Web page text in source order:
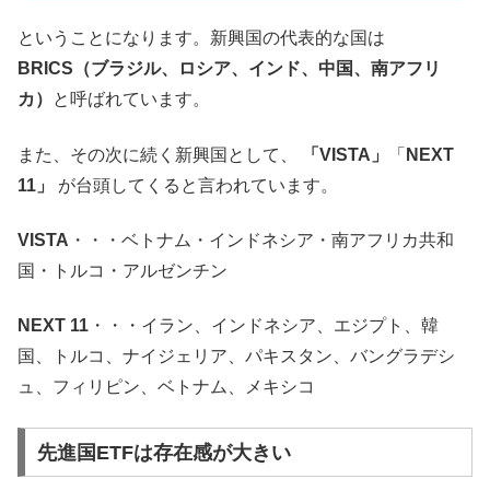
ということになります。新興国の代表的な国は
BRICS（ブラジル、ロシア、インド、中国、南アフリ
カ）
と呼ばれています。
また、その次に続く新興国として、 「VISTA」 「 NEXT
11」
が台頭してくると言われています。
VISTA ・・・ベトナム・インドネシア・南アフリカ共和
国・トルコ・アルゼンチン
NEXT 11 ・・・イラン、インドネシア、エジプト、韓
国、トルコ、ナイジェリア、パキスタン、バングラデシ
ュ、フィリピン、ベトナム、メキシコ
先進国ETFは存在感が大きい